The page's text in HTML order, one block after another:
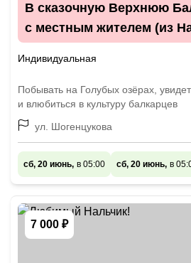
В сказочную Верхнюю
с местным жителем (из
Индивидуальная
Побывать на Голубых озёрах,
и влюбиться в культуру балкарцев
ул. Шогенцукова
сб, 20 июнь, в 05:00 сб, 20 июнь, в
7 000 ₽